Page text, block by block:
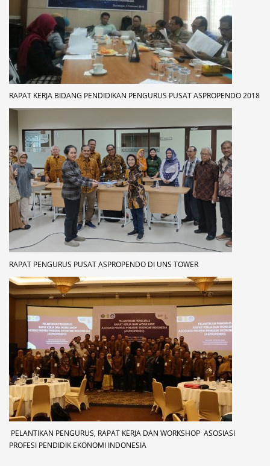
RAPAT KERJA BIDANG PENDIDIKAN PENGURUS PUSAT ASPROPENDO 2018
RAPAT PENGURUS PUSAT ASPROPENDO DI UNS TOWER
PELANTIKAN PENGURUS, RAPAT KERJA DAN WORKSHOP ASOSIASI
PROFESI PENDIDIK EKONOMI INDONESIA